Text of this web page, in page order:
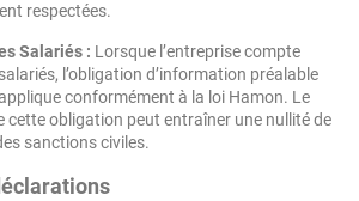
respectées.
Salariés : Lorsque l’entreprise compte
l’obligation d’information préalable
conformément à la loi Hamon. Le
cette obligation peut entraîner une nullité de
sanctions civiles.